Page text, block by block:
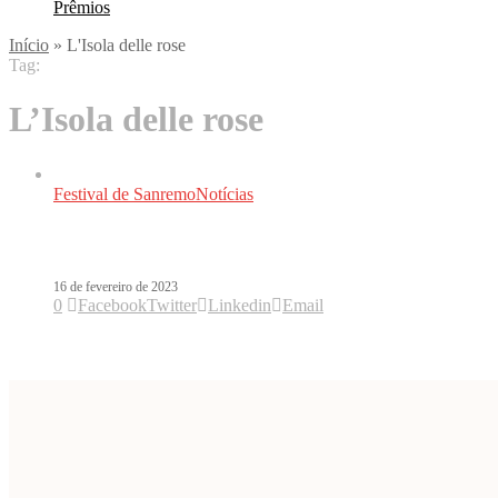
Prêmios
Início » L'Isola delle rose
Tag:
L’Isola delle rose
Festival de SanremoNotícias
16 de fevereiro de 2023
0 FacebookTwitter Linkedin Email